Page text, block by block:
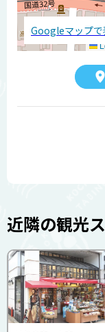
Googleマップで
近隣の観光